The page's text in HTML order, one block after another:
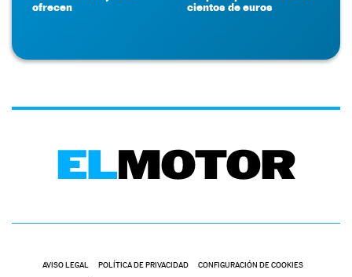
ofrecen
cientos de euros
AVISO LEGAL POLÍTICA DE PRIVACIDAD CONFIGURACIÓN DE COOKIES